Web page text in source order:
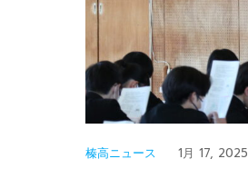
榛高ニュース 1月 17, 2025